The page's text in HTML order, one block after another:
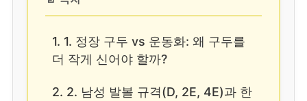
1. 1. 정장 구두 vs 운동화: 왜 구두를
더 작게 신어야 할까?
2. 2. 남성 발볼 규격(D, 2E, 4E)과 한